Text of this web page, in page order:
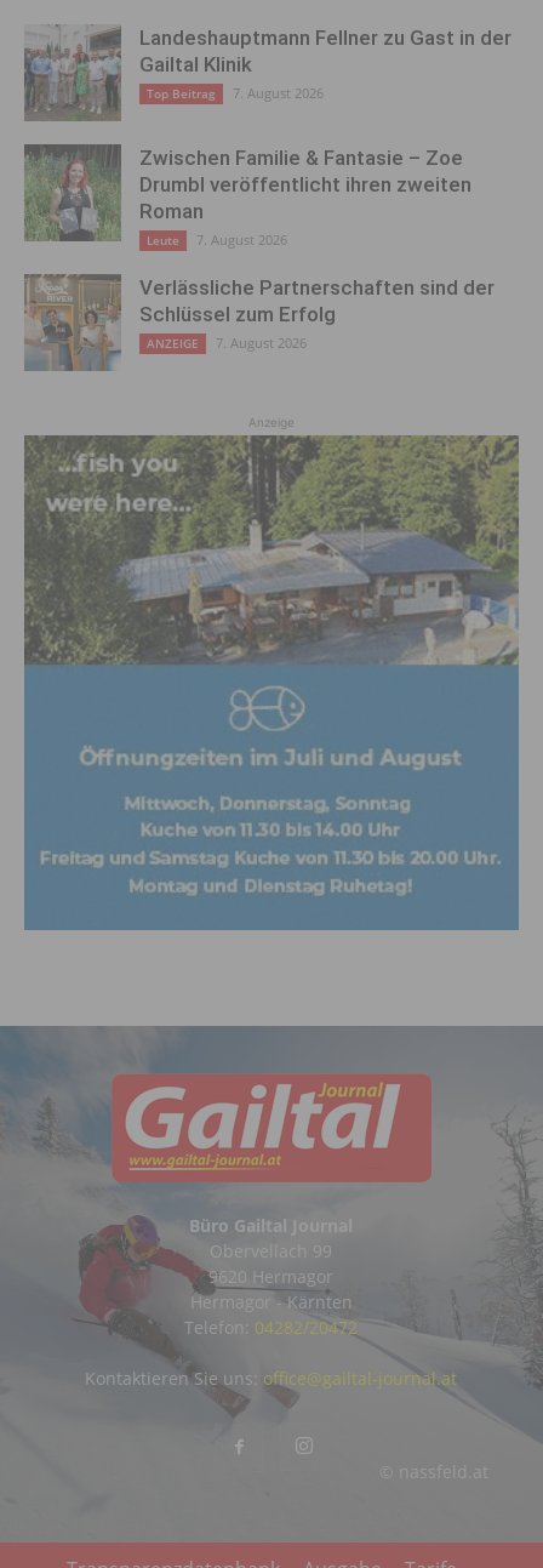
Landeshauptmann Fellner zu Gast in der
Gailtal Klinik
Top Beitrag 7. August 2026
Zwischen Familie & Fantasie – Zoe
Drumbl veröffentlicht ihren zweiten
Roman
Leute 7. August 2026
Verlässliche Partnerschaften sind der
Schlüssel zum Erfolg
ANZEIGE 7. August 2026
Anzeige
Büro Gailtal Journal
Obervellach 99
9620 Hermagor
Hermagor - Kärnten
Telefon: 04282/20472
© nassfeld.at
Kontaktieren Sie uns: office@gailtal-journal.at